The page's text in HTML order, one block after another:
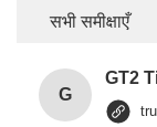
सभी समीक्षाएँ
G